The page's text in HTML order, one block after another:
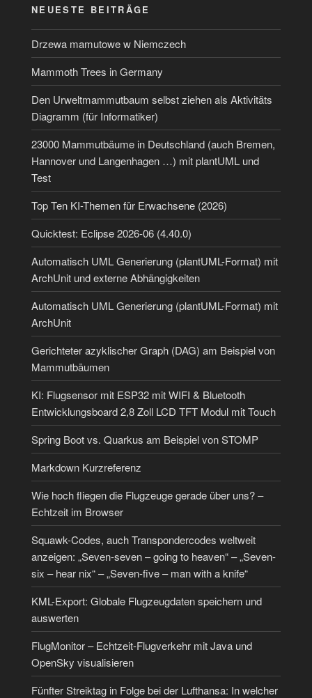
NEUESTE BEITRÄGE
Drzewa mamutowe w Niemczech
Mammoth Trees in Germany
Den Urweltmammutbaum selbst ziehen als Aktivitäts
Diagramm (für Informatiker)
23000 Mammutbäume in Deutschland (auch Bremen,
Hannover und Langenhagen …) mit plantUML und
Test
Top Ten KI-Themen für Erwachsene (2026)
Quicktest: Eclipse 2026-06 (4.40.0)
Automatisch UML Generierung (plantUML-Format) mit
ArchUnit und externe Abhängigkeiten
Automatisch UML Generierung (plantUML-Format) mit
ArchUnit
Gerichteter azyklischer Graph (DAG) am Beispiel von
Mammutbäumen
KI: Flugsensor mit ESP32 mit WIFI & Bluetooth
Entwicklungsboard 2,8 Zoll LCD TFT Modul mit Touch
Spring Boot vs. Quarkus am Beispiel von STOMP
Markdown Kurzreferenz
Wie hoch fliegen die Flugzeuge gerade über uns? –
Echtzeit im Browser
Squawk-Codes, auch Transpondercodes weltweit
anzeigen: „Seven-seven – going to heaven“ – „Seven-
six – hear nix“ – „Seven-five – man with a knife“
KML-Export: Globale Flugzeugdaten speichern und
auswerten
FlugMonitor – Echtzeit-Flugverkehr mit Java und
OpenSky visualisieren
Fünfter Streiktag in Folge bei der Lufthansa: In welcher